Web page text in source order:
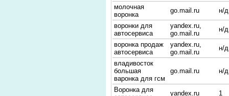
молочная
воронка
go.mail.ru
н/д
воронки для
автосервиса
yandex.ru,
go.mail.ru
н/д
воронка продаж
автосервиса
yandex.ru,
go.mail.ru
н/д
владивосток
большая
варонка для гсм
go.mail.ru н/д
Воронка для
yandex.ru
1